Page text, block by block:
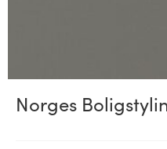
Norges